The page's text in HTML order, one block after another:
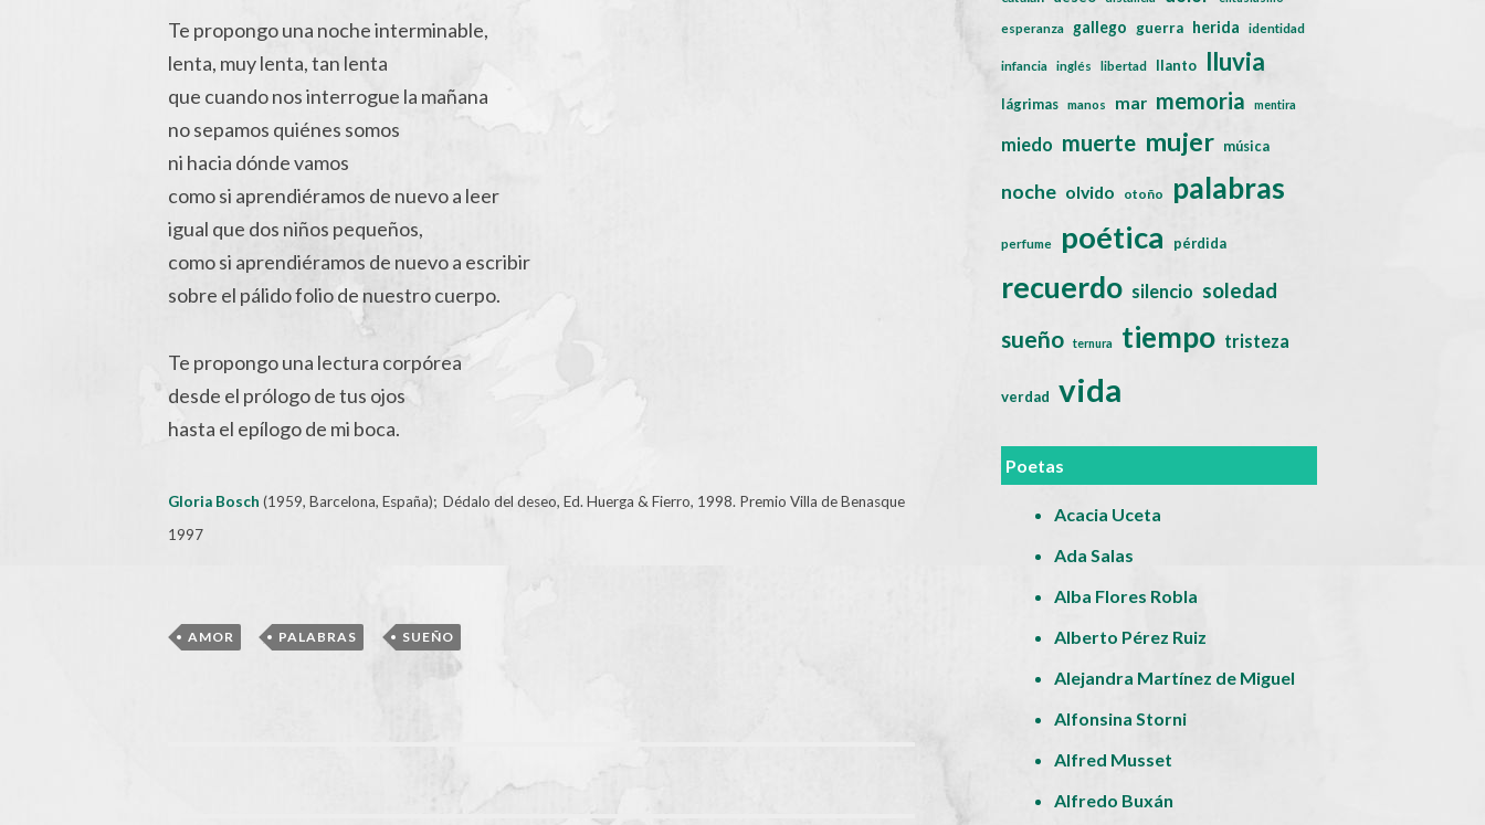
Te propongo una noche interminable,
lenta, muy lenta, tan lenta
que cuando nos interrogue la mañana
no sepamos quiénes somos
ni hacia dónde vamos
como si aprendiéramos de nuevo a leer
igual que dos niños pequeños,
como si aprendiéramos de nuevo a escribir
sobre el pálido folio de nuestro cuerpo.
Te propongo una lectura corpórea
desde el prólogo de tus ojos
hasta el epílogo de mi boca.
Gloria Bosch (1959, Barcelona, España); Dédalo del deseo, Ed. Huerga & Fierro, 1998. Premio Villa de Benasque
1997
AMOR , PALABRAS , SUEÑO
esperanza gallego guerra herida identidad
infancia inglés libertad llanto lluvia
lágrimas manos mar memoria mentira
miedo muerte mujer música
noche olvido otoño palabras
perfume poética pérdida
recuerdo silencio soledad
sueño ternura tiempo tristeza
verdad vida
Poetas
Acacia Uceta
Ada Salas
Alba Flores Robla
Alberto Pérez Ruiz
Alejandra Martínez de Miguel
Alfonsina Storni
Alfred Musset
Alfredo Buxán